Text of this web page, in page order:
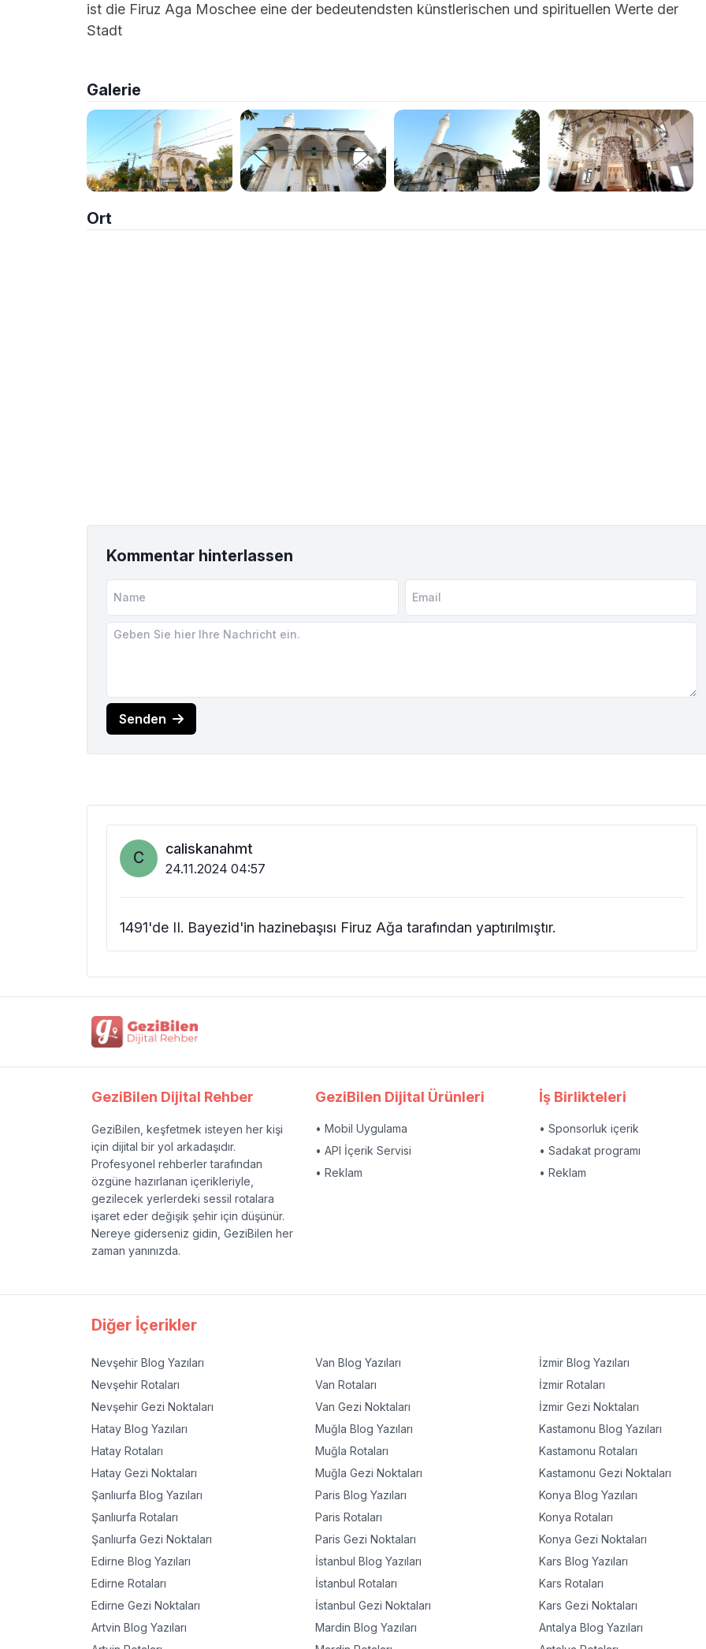
ist die Firuz Aga Moschee eine der bedeutendsten künstlerischen und spirituellen Werte der
Stadt
Galerie
Ort
Kommentar hinterlassen
Senden
C caliskanahmt
24.11.2024 04:57
1491'de II. Bayezid'in hazinebaşısı Firuz Ağa tarafından yaptırılmıştır.
GeziBilen Dijital Rehber
GeziBilen, keşfetmek isteyen her kişi
için dijital bir yol arkadaşıdır.
Profesyonel rehberler tarafından
özgüne hazırlanan içerikleriyle,
gezilecek yerlerdeki sessil rotalara
işaret eder değişik şehir için düşünür.
Nereye giderseniz gidin, GeziBilen her
zaman yanınızda.
GeziBilen Dijital Ürünleri
• Mobil Uygulama
• API İçerik Servisi
• Reklam
İş Birlikteleri
• Sponsorluk içerik
• Sadakat programı
• Reklam
Diğer İçerikler
Nevşehir Blog Yazıları
Nevşehir Rotaları
Nevşehir Gezi Noktaları
Hatay Blog Yazıları
Hatay Rotaları
Hatay Gezi Noktaları
Şanlıurfa Blog Yazıları
Şanlıurfa Rotaları
Şanlıurfa Gezi Noktaları
Edirne Blog Yazıları
Edirne Rotaları
Edirne Gezi Noktaları
Artvin Blog Yazıları
Van Blog Yazıları
Van Rotaları
Van Gezi Noktaları
Muğla Blog Yazıları
Muğla Rotaları
Muğla Gezi Noktaları
Paris Blog Yazıları
Paris Rotaları
Paris Gezi Noktaları
İstanbul Blog Yazıları
İstanbul Rotaları
İstanbul Gezi Noktaları
Mardin Blog Yazıları
İzmir Blog Yazıları
İzmir Rotaları
İzmir Gezi Noktaları
Kastamonu Blog Yazıları
Kastamonu Rotaları
Kastamonu Gezi Noktaları
Konya Blog Yazıları
Konya Rotaları
Konya Gezi Noktaları
Kars Blog Yazıları
Kars Rotaları
Kars Gezi Noktaları
Antalya Blog Yazıları